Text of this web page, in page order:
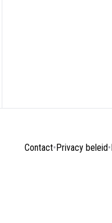
Contact• Privacy beleid•